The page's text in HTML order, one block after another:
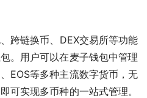
跨链换币、DEX交易所等功能
。用户可以在麦子钱包中管理
EOS等多种主流数字货币，无
可实现多币种的一站式管理。